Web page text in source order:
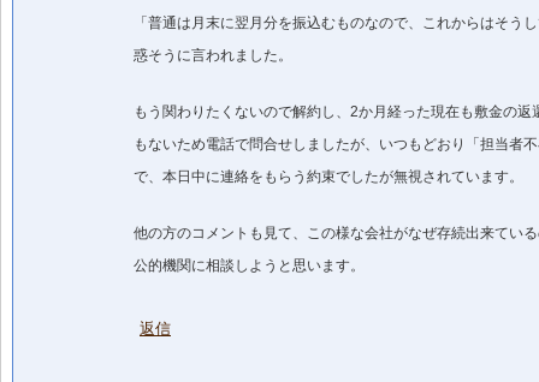
「普通は月末に翌月分を振込むものなので、これからはそう
惑そうに言われました。
もう関わりたくないので解約し、2か月経った現在も敷金の返
もないため電話で問合せしましたが、いつもどおり「担当者
で、本日中に連絡をもらう約束でしたが無視されています。
他の方のコメントも見て、この様な会社がなぜ存続出来てい
公的機関に相談しようと思います。
返信